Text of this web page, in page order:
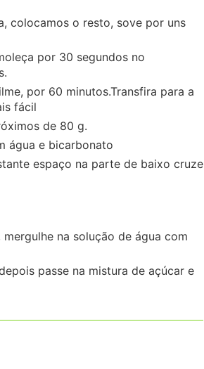
colocamos o resto, sove por uns
por 30 segundos no
por 60 minutos.Transfira para a
fácil
de 80 g.
água e bicarbonato
espaço na parte de baixo cruze
na solução de água com
passe na mistura de açúcar e